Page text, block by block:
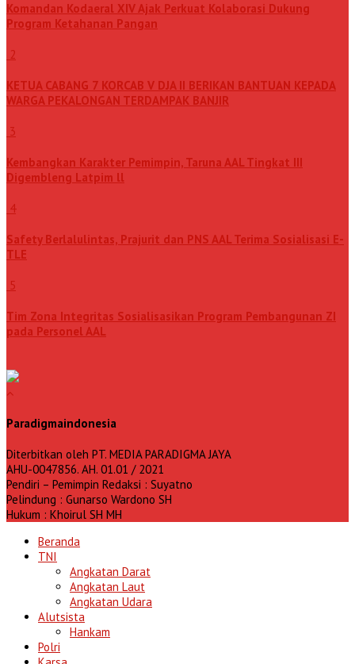
Komandan Kodaeral XIV Ajak Perkuat Kolaborasi Dukung
Program Ketahanan Pangan
2
KETUA CABANG 7 KORCAB V DJA II BERIKAN BANTUAN KEPADA
WARGA PEKALONGAN TERDAMPAK BANJIR
3
Kembangkan Karakter Pemimpin, Taruna AAL Tingkat III
Digembleng Latpim ll
4
Safety Berlalulintas, Prajurit dan PNS AAL Terima Sosialisasi E-
TLE
5
Tim Zona Integritas Sosialisasikan Program Pembangunan ZI
pada Personel AAL
Paradigmaindonesia
Diterbitkan oleh PT. MEDIA PARADIGMA JAYA
AHU-0047856. AH. 01.01 / 2021
Pendiri – Pemimpin Redaksi : Suyatno
Pelindung : Gunarso Wardono SH
Hukum : Khoirul SH MH
Beranda
TNI
Angkatan Darat
Angkatan Laut
Angkatan Udara
Alutsista
Hankam
Polri